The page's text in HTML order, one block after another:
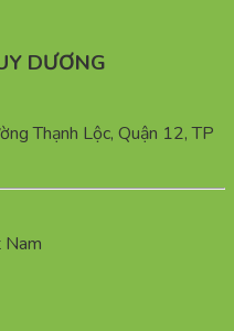
DƯƠNG
Thạnh Lộc, Quận 12, TP
Nam